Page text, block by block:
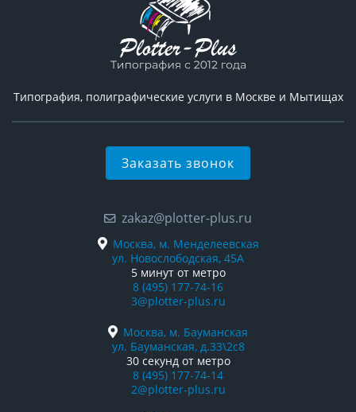
Типография, полиграфические услуги в Москве и Мытищах
Заказать звонок
zakaz@plotter-plus.ru
Москва, м. Менделеевская
ул. Новослободская, 45А
5 минут от метро
8 (495) 177-74-16
3@plotter-plus.ru
Москва, м. Бауманская
ул. Бауманская, д.33\2с8
30 секунд от метро
8 (495) 177-74-14
2@plotter-plus.ru